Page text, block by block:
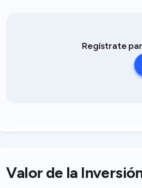
Regístrate
Valor de la